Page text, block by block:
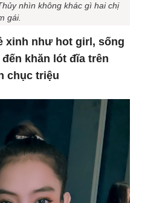
nhìn không khác gì hai chị
gái.
xinh như hot girl, sống
khăn lót đĩa trên
chục triệu